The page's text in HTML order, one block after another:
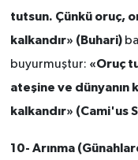
tutsun. Çünkü oruç,
kalkandır» (Buhari)
buyurmuştur: «Oruç
ateşine ve dünyanın
kalkandır» (Cami'us
10- Arınma